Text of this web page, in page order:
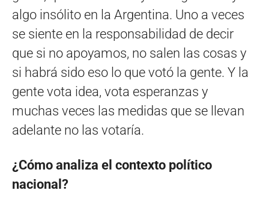
algo insólito en la Argentina. Uno a veces
se siente en la responsabilidad de decir
que si no apoyamos, no salen las cosas y
si habrá sido eso lo que votó la gente. Y la
gente vota idea, vota esperanzas y
muchas veces las medidas que se llevan
adelante no las votaría.
¿Cómo analiza el contexto político
nacional?